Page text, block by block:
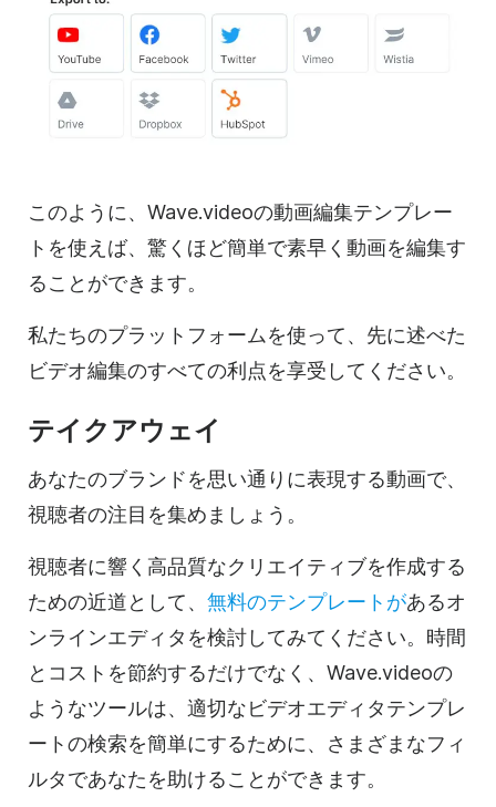
このように、Wave.videoの動画編集テンプレー
トを使えば、驚くほど簡単で素早く動画を編集す
ることができます。
私たちのプラットフォームを使って、先に述べた
ビデオ編集のすべての利点を享受してください。
テイクアウェイ
あなたのブランドを思い通りに表現する動画で、
視聴者の注目を集めましょう。
視聴者に響く高品質なクリエイティブを作成する
ための近道として、 無料のテンプレートがあるオ
ンラインエディタを検討してみてください。時間
とコストを節約するだけでなく、Wave.videoの
ようなツールは、適切なビデオエディタテンプレ
ートの検索を簡単にするために、さまざまなフィ
ルタであなたを助けることができます。